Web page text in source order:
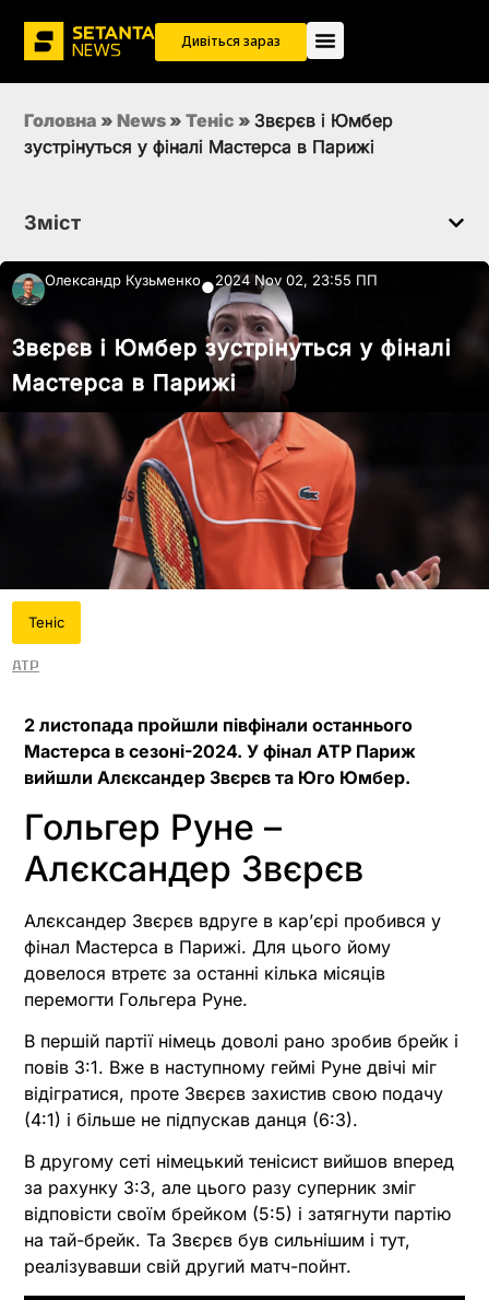
Дивіться зараз
Головна » News » Теніс » Звєрєв і Юмбер
зустрінуться у фіналі Мастерса в Парижі
Зміст
Олександр Кузьменко●2024 Nov 02, 23:55 ПП
Звєрєв і Юмбер зустрінуться у фіналі
Мастерса в Парижі
Теніс
ATP
2 листопада пройшли півфінали останнього
Мастерса в сезоні-2024. У фінал ATP Париж
вийшли Алєксандер Звєрєв та Юго Юмбер.
Гольгер Руне –
Алєксандер Звєрєв
Алєксандер Звєрєв вдруге в карʼєрі пробився у
фінал Мастерса в Парижі. Для цього йому
довелося втретє за останні кілька місяців
перемогти Гольгера Руне.
В першій партії німець доволі рано зробив брейк і
повів 3:1. Вже в наступному геймі Руне двічі міг
відігратися, проте Звєрєв захистив свою подачу
(4:1) і більше не підпускав данця (6:3).
В другому сеті німецький тенісист вийшов вперед
за рахунку 3:3, але цього разу суперник зміг
відповісти своїм брейком (5:5) і затягнути партію
на тай-брейк. Та Звєрєв був сильнішим і тут,
реалізувавши свій другий матч-пойнт.